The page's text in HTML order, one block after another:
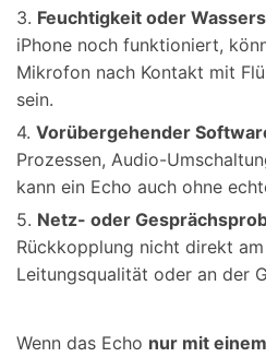
3. Feuchtigkeit oder
iPhone noch funktioniert,
Mikrofon nach Kontakt mit
sein.
4. Vorübergehender
Prozessen, Audio-
kann ein Echo auch ohne
5. Netz- oder
Rückkopplung nicht direkt
Leitungsqualität oder an der
Wenn das Echo nur mit